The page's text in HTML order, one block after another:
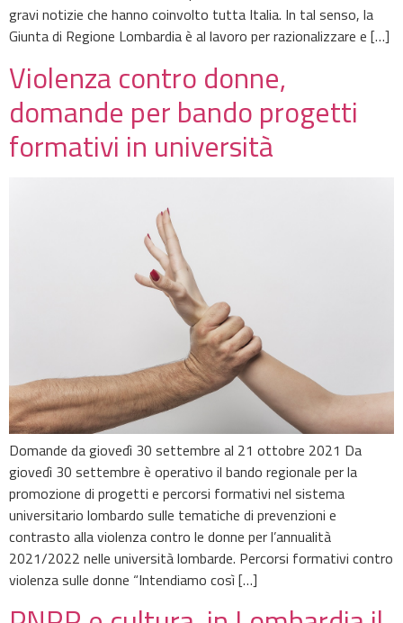
gravi notizie che hanno coinvolto tutta Italia. In tal senso, la
Giunta di Regione Lombardia è al lavoro per razionalizzare e […]
Violenza contro donne,
domande per bando progetti
formativi in università
Domande da giovedì 30 settembre al 21 ottobre 2021 Da
giovedì 30 settembre è operativo il bando regionale per la
promozione di progetti e percorsi formativi nel sistema
universitario lombardo sulle tematiche di prevenzioni e
contrasto alla violenza contro le donne per l’annualità
2021/2022 nelle università lombarde. Percorsi formativi contro
violenza sulle donne “Intendiamo così […]